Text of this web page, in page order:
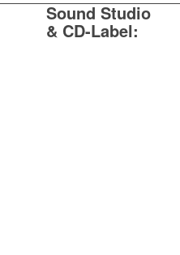
Sound Studio
& CD-Label: